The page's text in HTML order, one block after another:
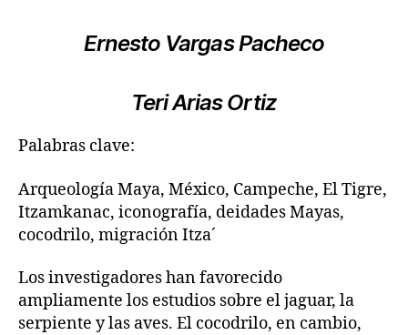
Ernesto Vargas Pacheco
Teri Arias Ortiz
Palabras clave:
Arqueología Maya, México, Campeche, El Tigre,
Itzamkanac, iconografía, deidades Mayas,
cocodrilo, migración Itza´
Los investigadores han favorecido
ampliamente los estudios sobre el jaguar, la
serpiente y las aves. El cocodrilo, en cambio,